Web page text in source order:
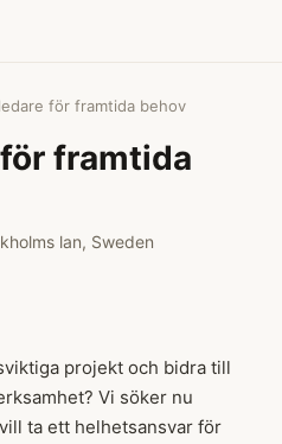
för framtida behov
framtida
lan, Sweden
projekt och bidra till
Vi söker nu
ta ett helhetsansvar för